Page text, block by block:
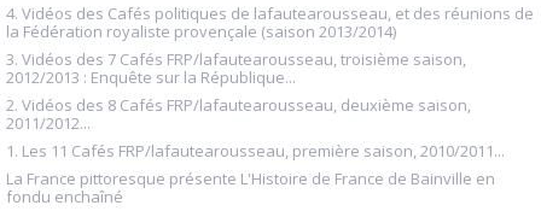
4. Vidéos des Cafés politiques de lafautearousseau, et des réunions de
la Fédération royaliste provençale (saison 2013/2014)
3. Vidéos des 7 Cafés FRP/lafautearousseau, troisième saison,
2012/2013 : Enquête sur la République...
2. Vidéos des 8 Cafés FRP/lafautearousseau, deuxième saison,
2011/2012...
1. Les 11 Cafés FRP/lafautearousseau, première saison, 2010/2011...
La France pittoresque présente L'Histoire de France de Bainville en
fondu enchaîné